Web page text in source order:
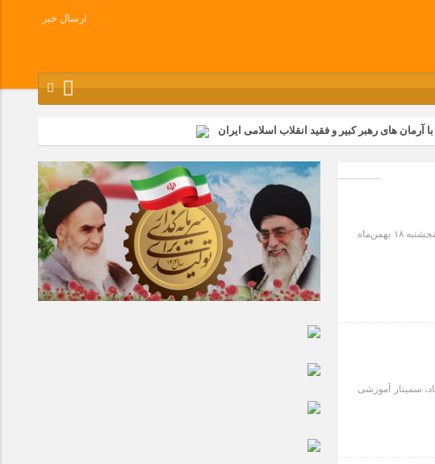
ارسال خبر
های رهبر کبیر و فقید انقلاب اسلامی ایران
بزرگداشت سالروز آزادسازی خرمشهر در شرکت پارس خودرو برگزار شد
مسابقات گل کوچک جهان شرکت کرد
سمینار آموزشی ویژه مدیران ارشد شرکت‌های تابعه مگاموتور با محوریت «آشنایی با قوانین تجارت» روز پنجشنبه ۱۸ بهمن‌ماه
سمینار آموزشی